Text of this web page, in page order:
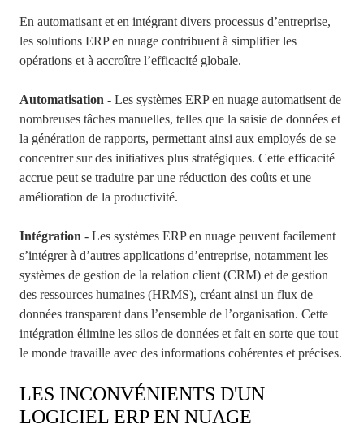
En automatisant et en intégrant divers processus d’entreprise,
les solutions ERP en nuage contribuent à simplifier les
opérations et à accroître l’efficacité globale.
Automatisation - Les systèmes ERP en nuage automatisent de
nombreuses tâches manuelles, telles que la saisie de données et
la génération de rapports, permettant ainsi aux employés de se
concentrer sur des initiatives plus stratégiques. Cette efficacité
accrue peut se traduire par une réduction des coûts et une
amélioration de la productivité.
Intégration - Les systèmes ERP en nuage peuvent facilement
s’intégrer à d’autres applications d’entreprise, notamment les
systèmes de gestion de la relation client (CRM) et de gestion
des ressources humaines (HRMS), créant ainsi un flux de
données transparent dans l’ensemble de l’organisation. Cette
intégration élimine les silos de données et fait en sorte que tout
le monde travaille avec des informations cohérentes et précises.
LES INCONVÉNIENTS D'UN
LOGICIEL ERP EN NUAGE